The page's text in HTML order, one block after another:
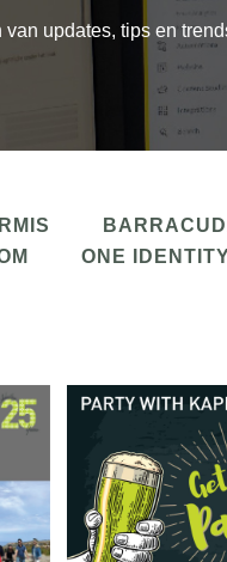
Netwerk
updates, tips en
ONE